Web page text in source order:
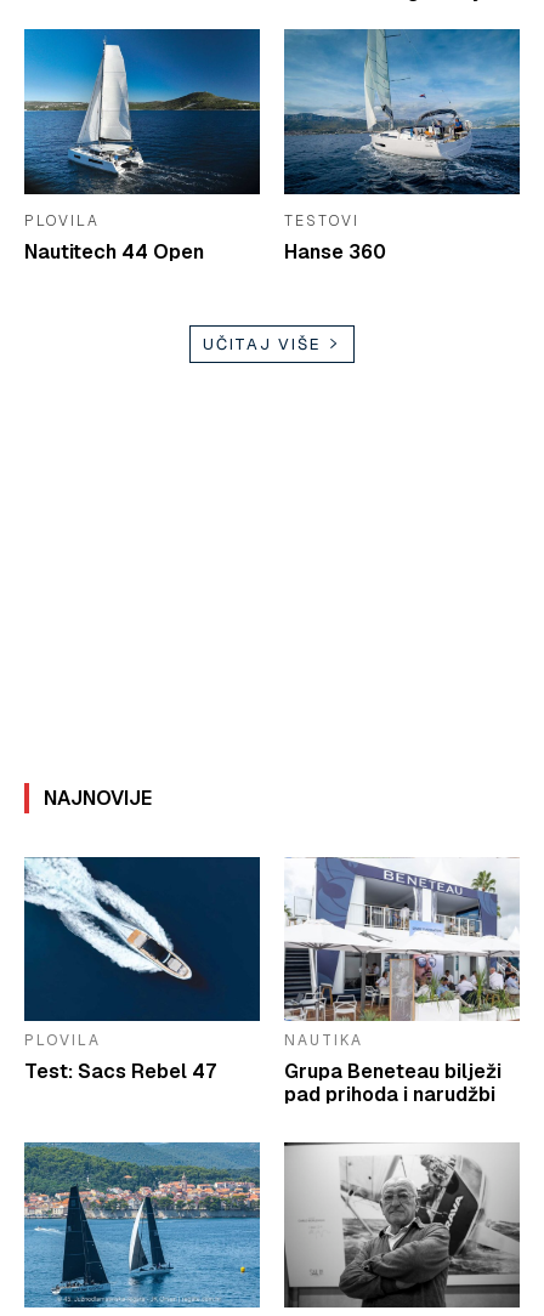
PLOVILA
Nautitech 44 Open
TESTOVI
Hanse 360
UČITAJ VIŠE
NAJNOVIJE
PLOVILA
Test: Sacs Rebel 47
NAUTIKA
Grupa Beneteau bilježi
pad prihoda i narudžbi